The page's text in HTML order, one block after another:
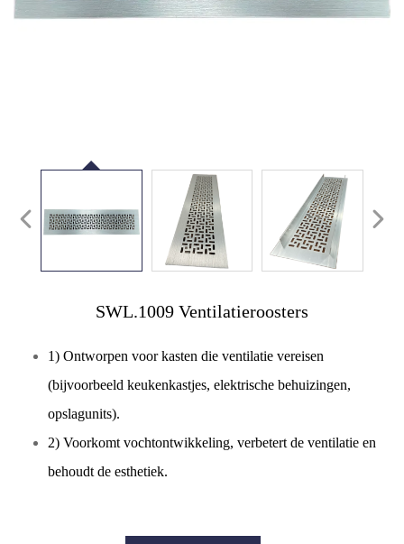
SWL.1009 Ventilatieroosters
1) Ontworpen voor kasten die ventilatie vereisen
(bijvoorbeeld keukenkastjes, elektrische behuizingen,
opslagunits).
2) Voorkomt vochtontwikkeling, verbetert de ventilatie en
behoudt de esthetiek.